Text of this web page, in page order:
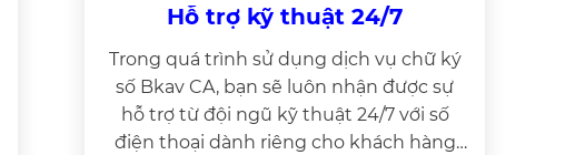
Hỗ trợ kỹ thuật 24/7
Trong quá trình sử dụng dịch vụ chữ ký
số Bkav CA, bạn sẽ luôn nhận được sự
hỗ trợ từ đội ngũ kỹ thuật 24/7 với số
điện thoại dành riêng cho khách hàng